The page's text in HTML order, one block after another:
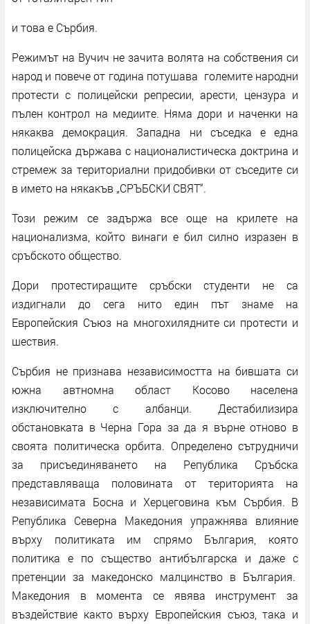
и това е Сърбия.
Режимът на Вучич не зачита волята на собствения си
народ и повече от година потушава големите народни
протести с полицейски репресии, арести, цензура и
пълен контрол на медиите. Няма дори и наченки на
някаква демокрация. Западна ни съседка е една
полицейска държава с националистическа доктрина и
стремеж за териториални придобивки от съседите си
в името на някакъв „СРЪБСКИ СВЯТ“.
Този режим се задържа все още на крилете на
национализма, който винаги е бил силно изразен в
сръбското общество.
Дори протестиращите сръбски студенти не са
издигнали до сега нито един път знаме на
Европейския Съюз на многохилядните си протести и
шествия.
Сърбия не признава независимостта на бившата си
южна автномна област Косово населена
изключително с албанци. Дестабилизира
обстановката в Черна Гора за да я върне отново в
своята политическа орбита. Определено сътрудничи
за присъединяването на Република Сръбска
представляваща половината от територията на
независимата Босна и Херцеговина към Сърбия. В
Република Северна Македония упражнява влияние
върху политиката им спрямо България, която
политика е по същество антибългарска и даже с
претенции за македонско малцинство в България.
Македония в момента се явява инструмент за
въздействие както върху Европейския съюз, така и